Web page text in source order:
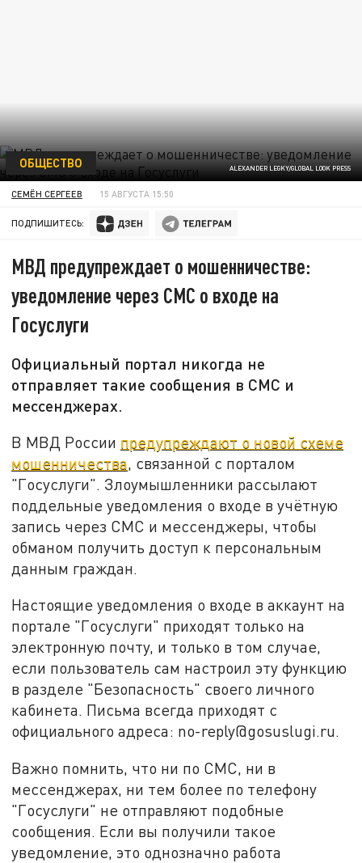
ALEXANDER LEGKY/GLOBAL LOOK PRESS
ОБЩЕСТВО
СЕМЁН СЕРГЕЕВ 15 АВГУСТА 15:50
ПОДПИШИТЕСЬ:
МВД предупреждает о мошенничестве:
уведомление через СМС о входе на
Госуслуги
Официальный портал никогда не
отправляет такие сообщения в СМС и
мессенджерах.
В МВД России предупреждают о новой схеме
мошенничества, связанной с порталом
"Госуслуги". Злоумышленники рассылают
поддельные уведомления о входе в учётную
запись через СМС и мессенджеры, чтобы
обманом получить доступ к персональным
данным граждан.
Настоящие уведомления о входе в аккаунт на
портале "Госуслуги" приходят только на
электронную почту, и только в том случае,
если пользователь сам настроил эту функцию
в разделе "Безопасность" своего личного
кабинета. Письма всегда приходят с
официального адреса: no-reply@gosuslugi.ru.
Важно помнить, что ни по СМС, ни в
мессенджерах, ни тем более по телефону
"Госуслуги" не отправляют подобные
сообщения. Если вы получили такое
уведомление, это однозначно работа